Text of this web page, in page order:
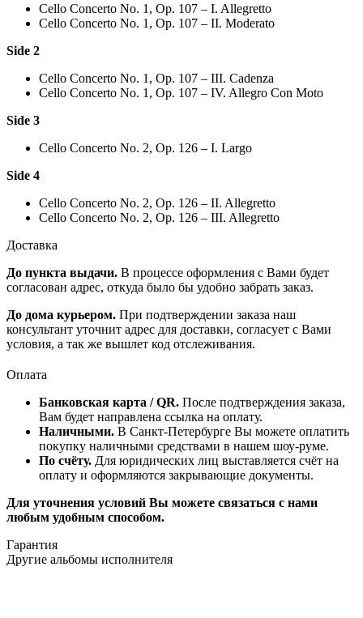
Cello Concerto No. 1, Op. 107 – I. Allegretto
Cello Concerto No. 1, Op. 107 – II. Moderato
Side 2
Cello Concerto No. 1, Op. 107 – III. Cadenza
Cello Concerto No. 1, Op. 107 – IV. Allegro Con Moto
Side 3
Cello Concerto No. 2, Op. 126 – I. Largo
Side 4
Cello Concerto No. 2, Op. 126 – II. Allegretto
Cello Concerto No. 2, Op. 126 – III. Allegretto
Доставка
До пункта выдачи. В процессе оформления с Вами будет
согласован адрес, откуда было бы удобно забрать заказ.
До дома курьером. При подтверждении заказа наш
консультант уточнит адрес для доставки, согласует с Вами
условия, а так же вышлет код отслеживания.
Оплата
Банковская карта / QR. После подтверждения заказа,
Вам будет направлена ссылка на оплату.
Наличными. В Санкт-Петербурге Вы можете оплатить
покупку наличными средствами в нашем шоу-руме.
По счёту. Для юридических лиц выставляется счёт на
оплату и оформляются закрывающие документы.
Для уточнения условий Вы можете связаться с нами
любым удобным способом.
Гарантия
Другие альбомы исполнителя